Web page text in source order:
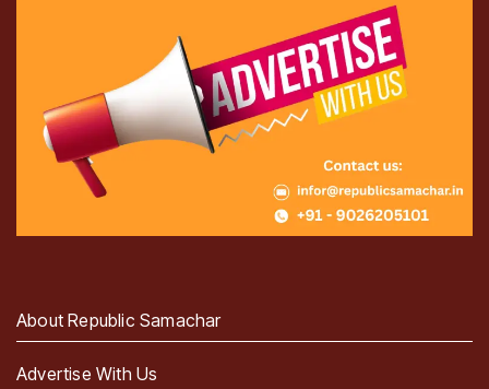
About Republic Samachar
Advertise With Us